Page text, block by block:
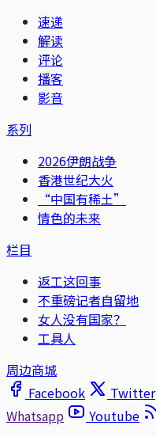
速递
解读
评论
播客
影音
系列
2026伊朗战争
香港世纪大火
“中国有稀土”
情色的未来
栏目
返工这回事
不重磅记者自留地
女人没有国家？
工具人
周边商城
Facebook
Twitter
Whatsapp
Youtube